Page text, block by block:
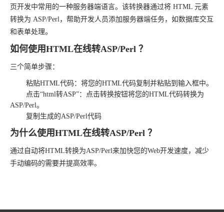
页开发中常用的一种服务器端语言。该转换器通过将 HTML 元素
转换为 ASP/Perl，帮助开发人员添加服务器端任务，如数据库交互
和表单处理。
如何使用HTML在线转ASP/Perl ？
三个简单步骤：
粘贴HTML代码：将您的HTML代码复制并粘贴到输入框中。
点击“html转ASP”：点击转换按钮将您的HTML代码转换为
ASP/Perl。
复制生成的ASP/Perl代码
为什么使用HTML在线转ASP/Perl ？
通过自动将HTML转换为ASP/Perl来加快您的Web开发速度，减少
手动编码的需要并提高效率。